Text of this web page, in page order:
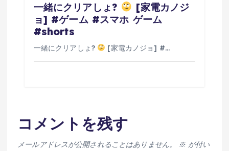
一緒にクリアしょ?
[家電カノジ
ョ] #ゲーム #スマホ ゲーム
#shorts
一緒にクリアしょ? [家電カノジョ] #…
コメントを残す
メールアドレスが公開されることはありません。 ※が付い